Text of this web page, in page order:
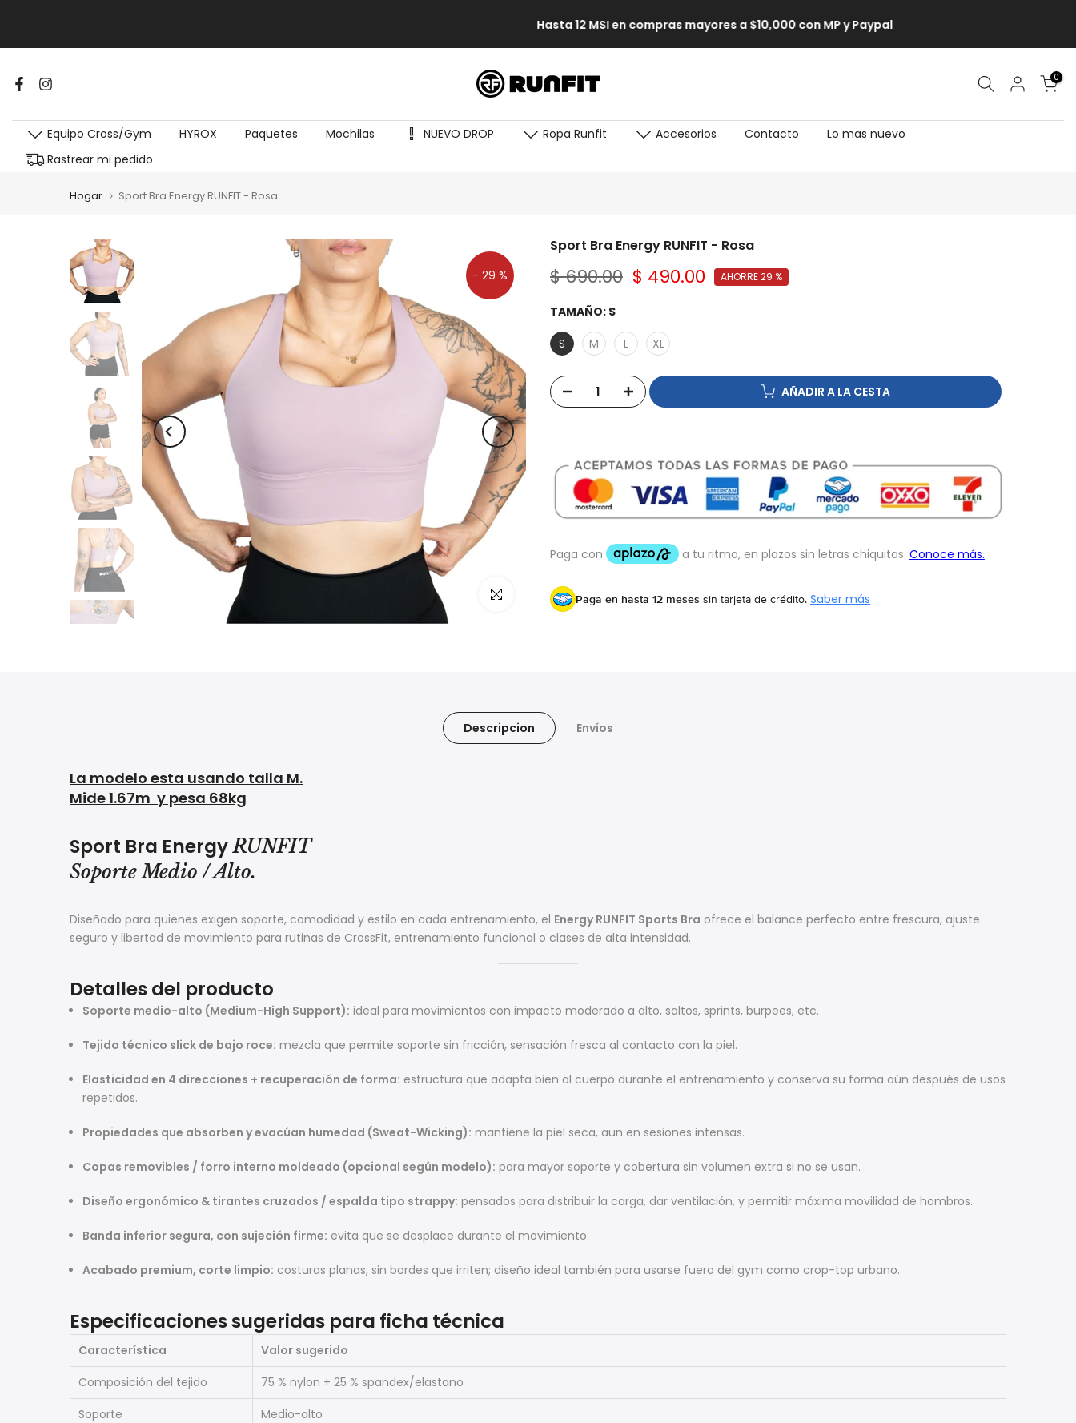
Hasta 12 MSI en compras mayores a $10,000 con MP y Paypal
0
Equipo Cross/Gym HYROX Paquetes Mochilas NUEVO DROP Ropa Runfit Accesorios Contacto
Lo mas nuevo
Rastrear mi pedido
Hogar Sport Bra Energy RUNFIT - Rosa
- 29 %
Click para agrandar
Sport Bra Energy RUNFIT - Rosa
$ 690.00 $ 490.00 AHORRE 29 %
TAMAÑO: S
S
M L XL
AÑADIR A LA CESTA
Paga en hasta 12 meses sin tarjeta de crédito. Saber más
Descripcion Envíos
La modelo esta usando talla M.
Mide 1.67m y pesa 68kg
Sport Bra EnergyRUNFIT
Soporte Medio / Alto.
Diseñado para quienes exigen soporte, comodidad y estilo en cada entrenamiento, el Energy RUNFIT Sports Bra ofrece el balance perfecto entre frescura, ajuste
seguro y libertad de movimiento para rutinas de CrossFit, entrenamiento funcional o clases de alta intensidad.
Detalles del producto
Soporte medio-alto (Medium-High Support): ideal para movimientos con impacto moderado a alto, saltos, sprints, burpees, etc.
Tejido técnico slick de bajo roce: mezcla que permite soporte sin fricción, sensación fresca al contacto con la piel.
Elasticidad en 4 direcciones + recuperación de forma: estructura que adapta bien al cuerpo durante el entrenamiento y conserva su forma aún después de usos
repetidos.
Propiedades que absorben y evacúan humedad (Sweat-Wicking): mantiene la piel seca, aun en sesiones intensas.
Copas removibles / forro interno moldeado (opcional según modelo): para mayor soporte y cobertura sin volumen extra si no se usan.
Diseño ergonómico & tirantes cruzados / espalda tipo strappy: pensados para distribuir la carga, dar ventilación, y permitir máxima movilidad de hombros.
Banda inferior segura, con sujeción firme: evita que se desplace durante el movimiento.
Acabado premium, corte limpio: costuras planas, sin bordes que irriten; diseño ideal también para usarse fuera del gym como crop-top urbano.
Especificaciones sugeridas para ficha técnica
Característica
Valor sugerido
Composición del tejido
75 % nylon + 25 % spandex/elastano
Soporte
Medio-alto